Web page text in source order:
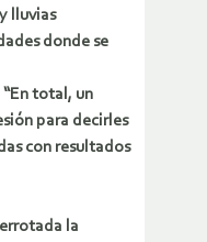
lluvias
donde se
total, un
para decirles
con resultados
la